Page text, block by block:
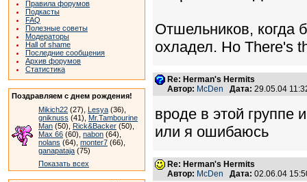
Правила форумов
Подкасты
FAQ
Полезные советы
Модераторы
Hall of shame
Последние сообщения
Архив форумов
Статистика
Поздравляем с днем рождения!
Mikich22 (27), Lesya (36),
gniknuss (41), Mr.Tambourine
Man (50), Rick&Backer (50),
Max 66 (60), nabon (64),
nolans (64), monter7 (66),
ganapataja (75)
Показать всех
Отшельников, когда
охладел. Но There's
Re: Herman's Hermits
Автор: McDen Дата: 29.05.04
вроде в этой группе
или я ошибаюсь
Re: Herman's Hermits
Автор: McDen Дата: 02.06.04